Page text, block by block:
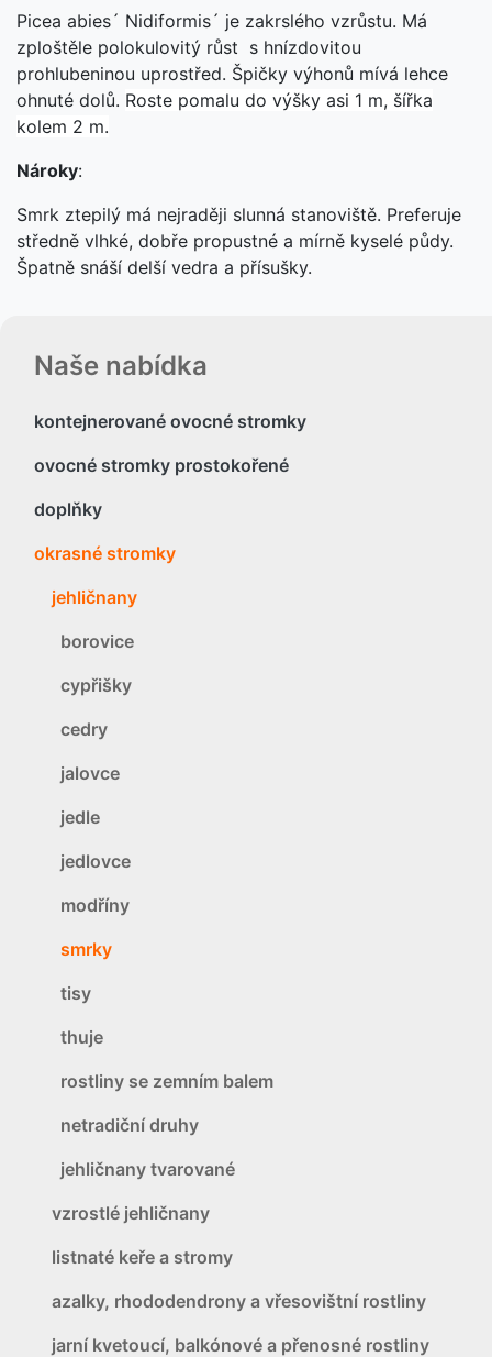
Naše nabídka
kontejnerované ovocné stromky
ovocné stromky prostokořené
doplňky
okrasné stromky
jehličnany
borovice
cypřišky
cedry
jalovce
jedle
jedlovce
modříny
smrky
tisy
thuje
rostliny se zemním balem
netradiční druhy
jehličnany tvarované
vzrostlé jehličnany
listnaté keře a stromy
azalky, rhododendrony a vřesovištní rostliny
jarní kvetoucí, balkónové a přenosné rostliny
Picea abies´ Nidiformis´ je zakrslého vzrůstu. Má
zploštěle polokulovitý růst s hnízdovitou
prohlubeninou uprostřed. Špičky výhonů mívá lehce
ohnuté dolů. Roste pomalu do výšky asi 1 m, šířka
kolem 2 m.
Nároky:
Smrk ztepilý má nejraději slunná stanoviště. Preferuje
středně vlhké, dobře propustné a mírně kyselé půdy.
Špatně snáší delší vedra a přísušky.